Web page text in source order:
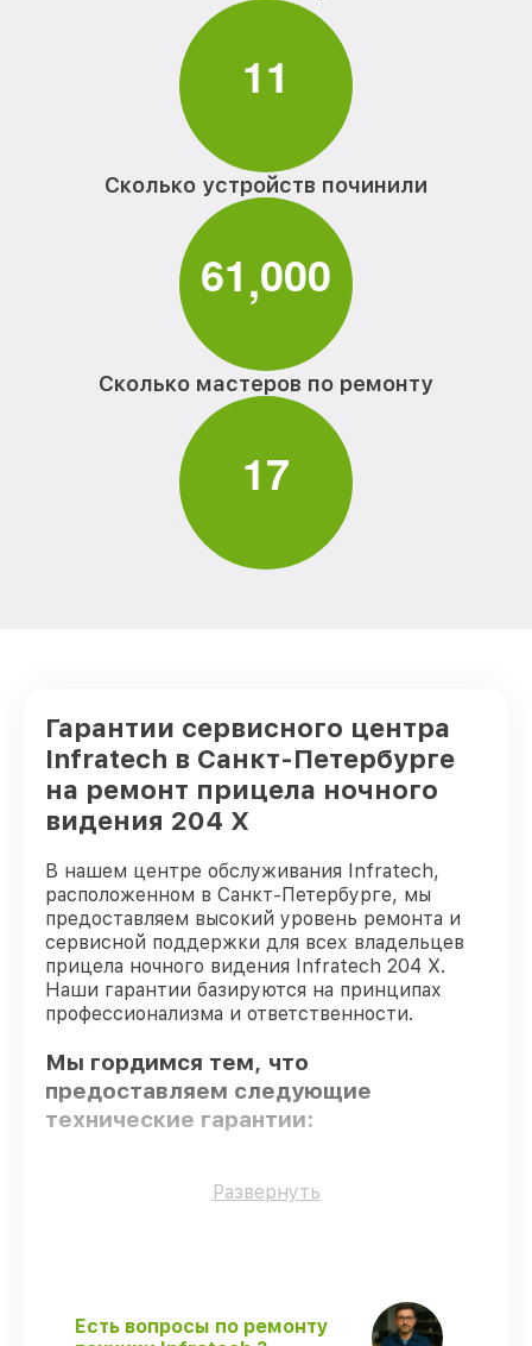
11
Сколько устройств починили
61,000
Сколько мастеров по ремонту
17
Гарантии сервисного центра
Infratech в Санкт-Петербурге
на ремонт прицела ночного
видения 204 Х
В нашем центре обслуживания Infratech,
расположенном в Санкт-Петербурге, мы
предоставляем высокий уровень ремонта и
сервисной поддержки для всех владельцев
прицела ночного видения Infratech 204 Х.
Наши гарантии базируются на принципах
профессионализма и ответственности.
Мы гордимся тем, что
предоставляем следующие
технические гарантии:
Оригинальные детали– гарантируем
Соблюдение сроков восстановления
Развернуть
Есть вопросы по ремонту